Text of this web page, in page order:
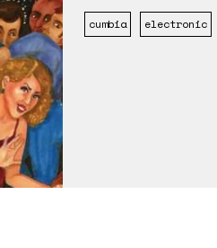
cumbia electronic